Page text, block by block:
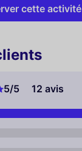
cette activité
5/5
12 avis